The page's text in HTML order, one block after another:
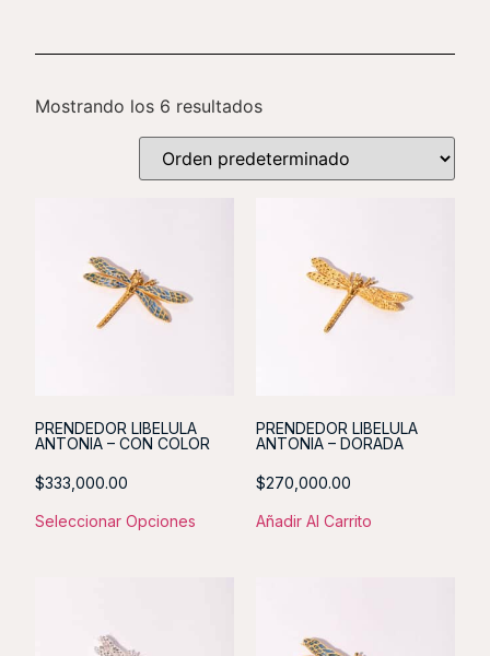
Mostrando los 6 resultados
PRENDEDOR LIBELULA
ANTONIA – CON COLOR
$333,000.00
Seleccionar Opciones
PRENDEDOR LIBELULA
ANTONIA – DORADA
$270,000.00
Añadir Al Carrito